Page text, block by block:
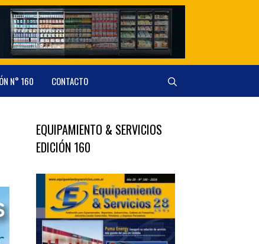
N° 160 CONTACTO
EQUIPAMIENTO & SERVICIOS
EDICIÓN 160